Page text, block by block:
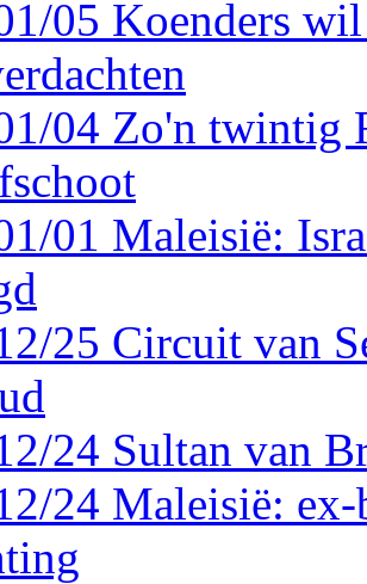
05 Koenders
04 Zo'n twintig
01 Maleisië:
25 Circuit van
24 Sultan van
24 Maleisië: